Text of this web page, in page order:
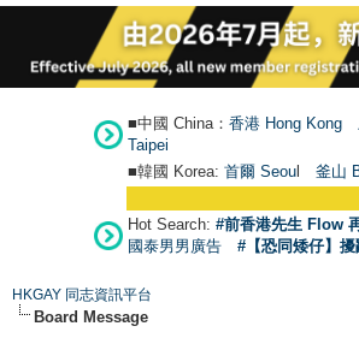
■中國 China： 香港 Hong Kong
Taipei
■韓國 Korea: 首爾 Seoul 釜山
Hot Search: #前香港先生 Flow
國泰男男廣告
#【恐同矮仔】
HKGAY 同志資訊平台
Board Message